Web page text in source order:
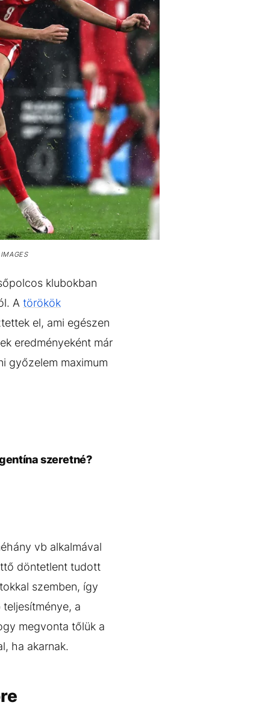
klubokban
A törökök
el, ami egészen
eredményeként már
győzelem maximum
szeretné?
vb alkalmával
döntetlent tudott
szemben, így
a
megvonta tőlük a
ha akarnak.